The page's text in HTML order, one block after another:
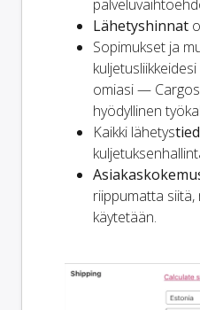
Lähetyshinnat
Sopimukset ja
omiasi —
hyödyllinen
Kaikki lähetys
riippumatta siitä,
käytetään.